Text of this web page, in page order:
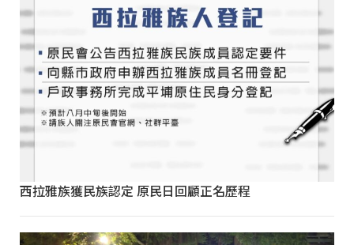
西拉雅族獲民族認定 原民日回顧正名歷程